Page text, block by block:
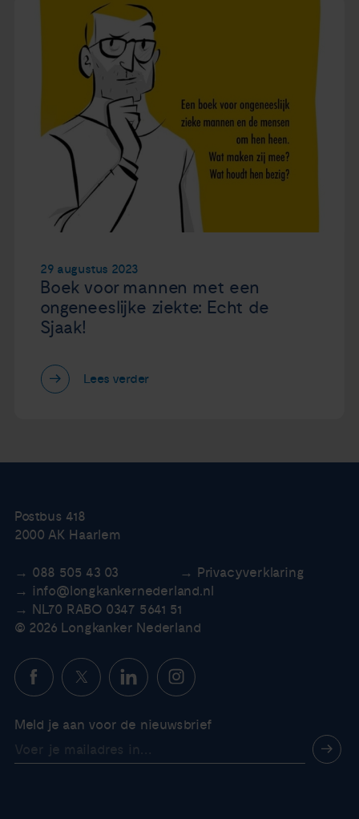
29 augustus 2023
Boek voor mannen met een
ongeneeslijke ziekte: Echt de
Sjaak!
Lees verder
Postbus 418
2000 AK Haarlem
088 505 43 03
Privacyverklaring
info@longkankernederland.nl
NL70 RABO 0347 5641 51
© 2026 Longkanker Nederland
Meld je aan voor de nieuwsbrief